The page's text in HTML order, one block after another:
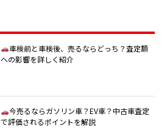
車検前と車検後、売るならどっち？査定額
への影響を詳しく紹介
今売るならガソリン車？EV車？中古車査定
で評価されるポイントを解説